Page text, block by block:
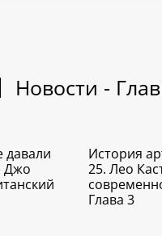
Новости -
давали
Джо
История
25. Лео
Глава 3